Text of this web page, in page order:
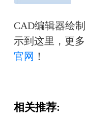
CAD编辑器绘
示到这里，更
官网 ！
相关推荐: